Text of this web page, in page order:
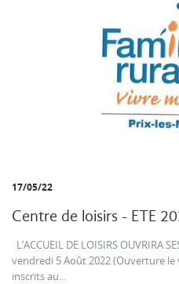
17/05/22
Centre de loisirs - ETE
L’ACCUEIL DE LOISIRS OUVRIRA
vendredi 5 Août 2022 (Ouverture
inscrits au...